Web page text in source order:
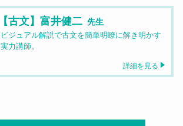
【古文】富井健二 先生
ビジュアル解説で古文を簡単明瞭に解き明かす
実力講師。
詳細を見る